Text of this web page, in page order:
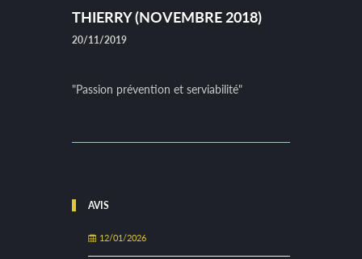
THIERRY (NOVEMBRE 2018)
20/11/2019
"Passion prévention et serviabilité"
AVIS
12/01/2026